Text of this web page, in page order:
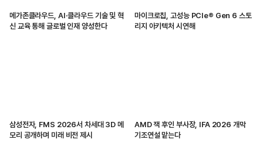
메가존클라우드, AI·클라우드 기술 및 혁
신 교육 통해 글로벌 인재 양성한다
마이크로칩, 고성능 PCIe® Gen 6 스토
리지 아키텍처 시연해
삼성전자, FMS 2026서 차세대 3D 메
모리 공개하며 미래 비전 제시
AMD 잭 후인 부사장, IFA 2026 개막
기조연설 맡는다